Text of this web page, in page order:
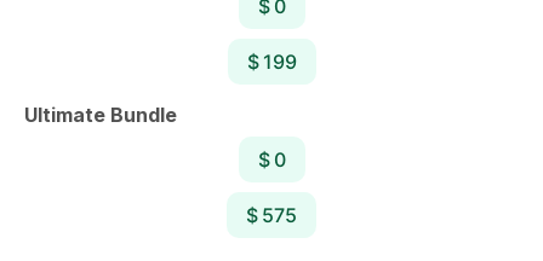
$ 0
$ 199
Ultimate Bundle
$ 0
$ 575